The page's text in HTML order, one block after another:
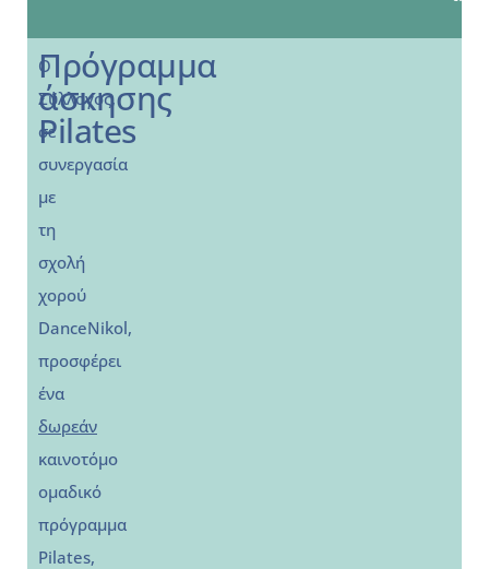
Πρόγραμμα
άσκησης
Pilates
Ο
Σύλλογος,
σε
συνεργασία
με
τη
σχολή
χορού
DanceNikol,
προσφέρει
ένα
δωρεάν
καινοτόμο
ομαδικό
πρόγραμμα
Pilates,